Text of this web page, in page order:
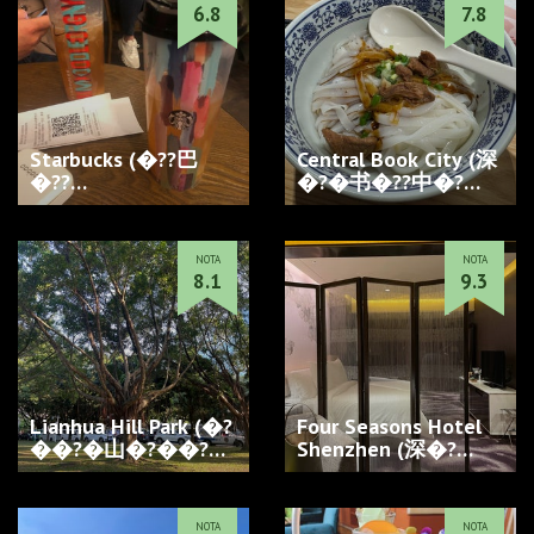
Starbucks (�??巴
�??…
6.8
Central Book City (深
�?�书�??中�?
�??…
7.8
Lianhua Hill Park (�?
��?�山�?��?
�…
NOTA
8.1
Four Seasons Hotel
Shenzhen (深�?
��??季�??�?…
NOTA
9.3
NOTA NOTA